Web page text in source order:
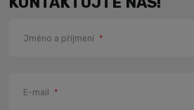
Jméno a příjmení *
E-mail *